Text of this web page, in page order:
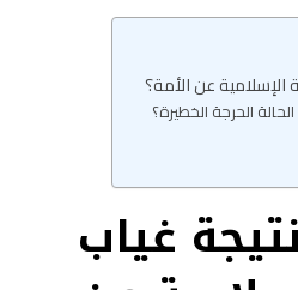
الإسلامية عن الأمة؟
الحرجة الخطيرة؟
غياب